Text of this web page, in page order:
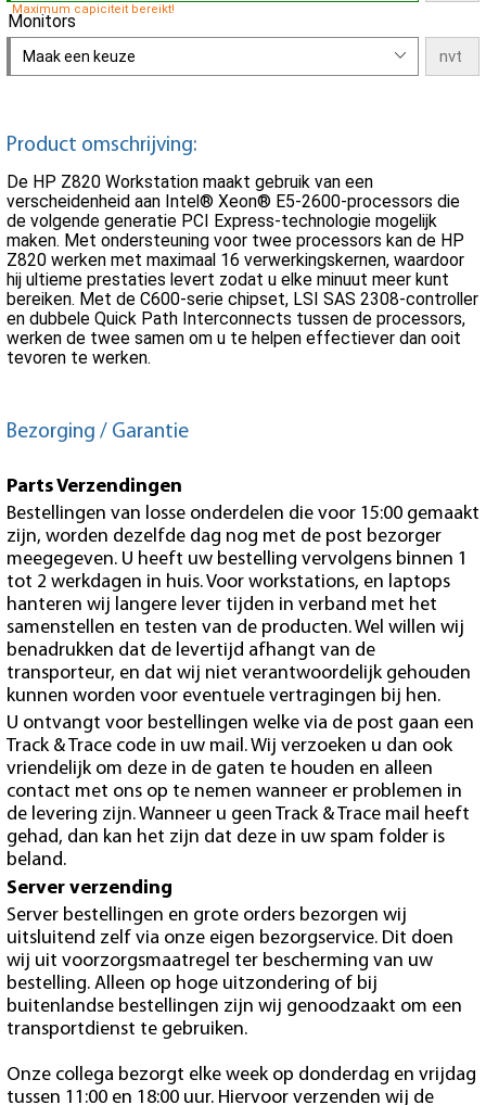
Maximum capiciteit bereikt!
Monitors
Maak een keuze
Product omschrijving:
De HP Z820 Workstation maakt gebruik van een
verscheidenheid aan Intel® Xeon® E5-2600-processors die
de volgende generatie PCI Express-technologie mogelijk
maken. Met ondersteuning voor twee processors kan de HP
Z820 werken met maximaal 16 verwerkingskernen, waardoor
hij ultieme prestaties levert zodat u elke minuut meer kunt
bereiken. Met de C600-serie chipset, LSI SAS 2308-controller
en dubbele Quick Path Interconnects tussen de processors,
werken de twee samen om u te helpen effectiever dan ooit
tevoren te werken.
Bezorging / Garantie
Parts Verzendingen
Bestellingen van losse onderdelen die voor 15:00 gemaakt
zijn, worden dezelfde dag nog met de post bezorger
meegegeven. U heeft uw bestelling vervolgens binnen 1
tot 2 werkdagen in huis. Voor workstations, en laptops
hanteren wij langere lever tijden in verband met het
samenstellen en testen van de producten. Wel willen wij
benadrukken dat de levertijd afhangt van de
transporteur, en dat wij niet verantwoordelijk gehouden
kunnen worden voor eventuele vertragingen bij hen.
U ontvangt voor bestellingen welke via de post gaan een
Track & Trace code in uw mail. Wij verzoeken u dan ook
vriendelijk om deze in de gaten te houden en alleen
contact met ons op te nemen wanneer er problemen in
de levering zijn. Wanneer u geen Track & Trace mail heeft
gehad, dan kan het zijn dat deze in uw spam folder is
beland.
Server verzending
Server bestellingen en grote orders bezorgen wij
uitsluitend zelf via onze eigen bezorgservice. Dit doen
wij uit voorzorgsmaatregel ter bescherming van uw
bestelling. Alleen op hoge uitzondering of bij
buitenlandse bestellingen zijn wij genoodzaakt om een
transportdienst te gebruiken.
Onze collega bezorgt elke week op donderdag en vrijdag
tussen 11:00 en 18:00 uur. Hiervoor verzenden wij de